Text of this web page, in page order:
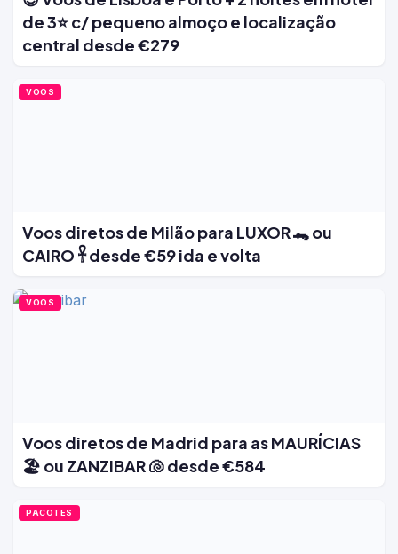
de 3⭐ c/ pequeno almoço e localização
central desde €279
VOOS
Voos diretos de Milão para LUXOR 🐊 ou
CAIRO 𓋹 desde €59 ida e volta
VOOS
Voos diretos de Madrid para as MAURÍCIAS
🏖️ ou ZANZIBAR 🐚 desde €584
PACOTES